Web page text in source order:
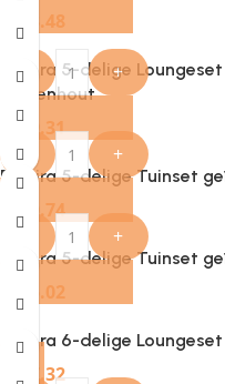
263.48
+
Provira 5-delige
grenenhout
399.31
+
Provira 5-delige Tuinset
580.74
+
Provira 5-delige Tuinset
615.02
Provira 6-delige
337.32